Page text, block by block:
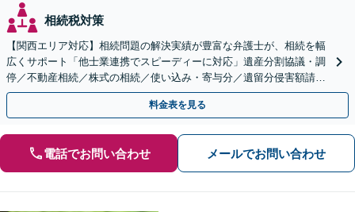
相続税対策
【関西エリア対応】相続問題の解決実績が豊富な弁護士が、相続を幅
広くサポート「他士業連携でスピーディーに対応」遺産分割協議・調
停／不動産相続／株式の相続／使い込み・寄与分／遺留分侵害額請求
／相続放棄（借金の相続）／遺言書作成
料金表を見る
電話でお問い合わせ メールでお問い合わせ